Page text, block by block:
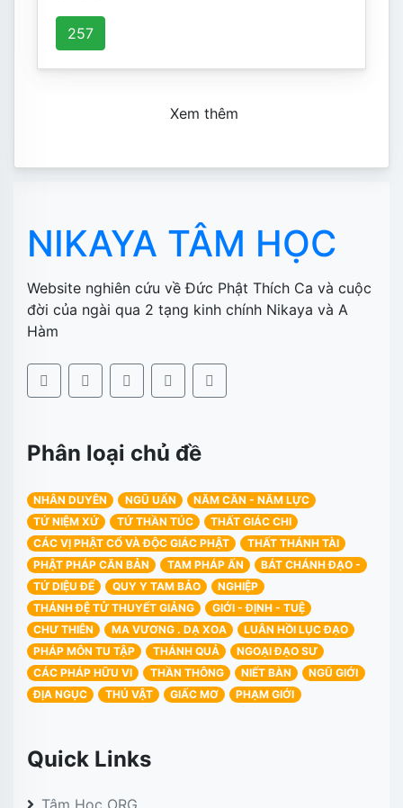
257
Xem thêm
NIKAYA TÂM HỌC
Website nghiên cứu về Đức Phật Thích Ca và cuộc
đời của ngài qua 2 tạng kinh chính Nikaya và A
Hàm
Phân loại chủ đề
NHÂN DUYÊN NGŨ UẨN
NĂM CĂN - NĂM LỰC
TỨ NIỆM XỨ
TỨ THẦN TÚC
THẤT GIÁC CHI
CÁC VỊ PHẬT CỔ VÀ ĐỘC GIÁC PHẬT
THẤT THÁNH TÀI
PHẬT PHÁP CĂN BẢN
TAM PHÁP ẤN
BÁT CHÁNH ĐẠO -
TỨ DIỆU ĐẾ
QUY Y TAM BẢO
NGHIỆP
THÁNH ĐỆ TỬ THUYẾT GIẢNG
GIỚI - ĐỊNH - TUỆ
CHƯ THIÊN
MA VƯƠNG . DẠ XOA
LUÂN HỒI LỤC ĐẠO
PHÁP MÔN TU TẬP
THÁNH QUẢ
NGOẠI ĐẠO SƯ
CÁC PHÁP HỮU VI
THẦN THÔNG NIẾT BÀN
NGŨ GIỚI
ĐỊA NGỤC
THÚ VẬT GIẤC MƠ PHẠM GIỚI
Quick Links
Tâm Học ORG